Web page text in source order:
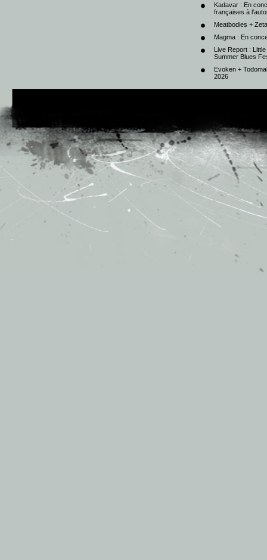
Kadavar : En
françaises à
Meatbodies +
Magma : En
Live Report :
Summer Blues
Evoken +
2026